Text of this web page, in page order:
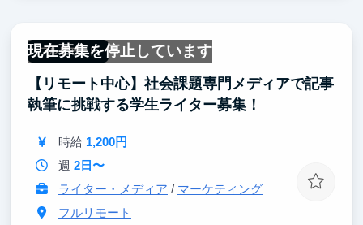
現在募集を停止しています
フルリモート
【リモート中心】社会課題専門メディアで記事
執筆に挑戦する学生ライター募集！
時給 1,200円
週 2日〜
ライター・メディア / マーケティング
フルリモート